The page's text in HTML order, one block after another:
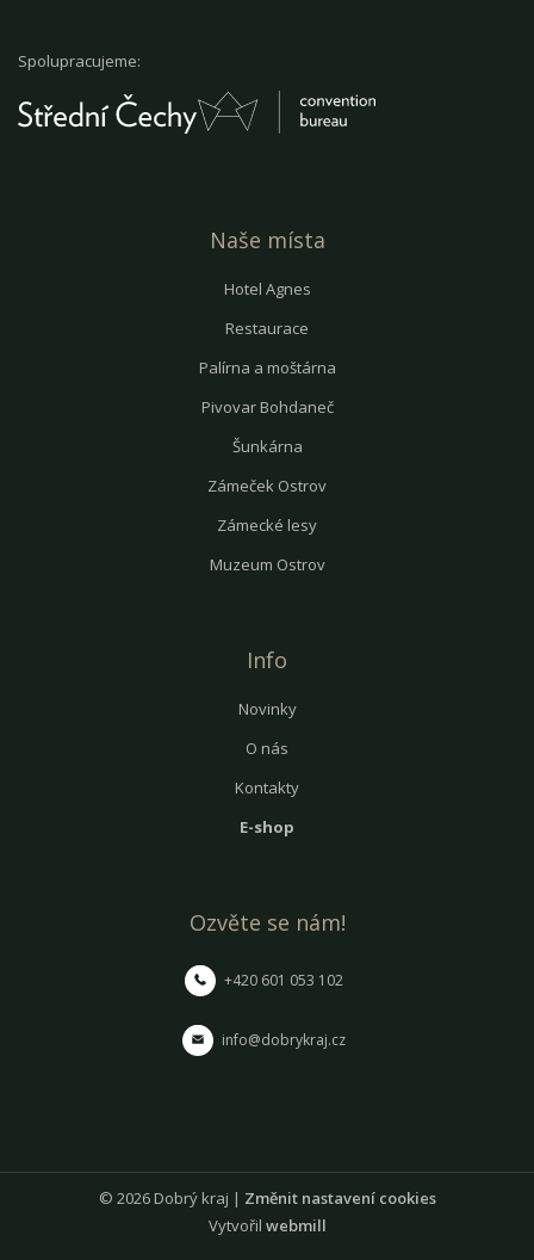
Spolupracujeme:
Naše místa
Hotel Agnes
Restaurace
Palírna a moštárna
Pivovar Bohdaneč
Šunkárna
Zámeček Ostrov
Zámecké lesy
Muzeum Ostrov
Info
Novinky
O nás
Kontakty
E-shop
Ozvěte se nám!
+420 601 053 102
info@dobrykraj.cz
© 2026 Dobrý kraj | Změnit nastavení cookies
Vytvořil webmill